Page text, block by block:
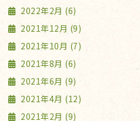
2022年2月 (6)
2021年12月 (9)
2021年10月 (7)
2021年8月 (6)
2021年6月 (9)
2021年4月 (12)
2021年2月 (9)